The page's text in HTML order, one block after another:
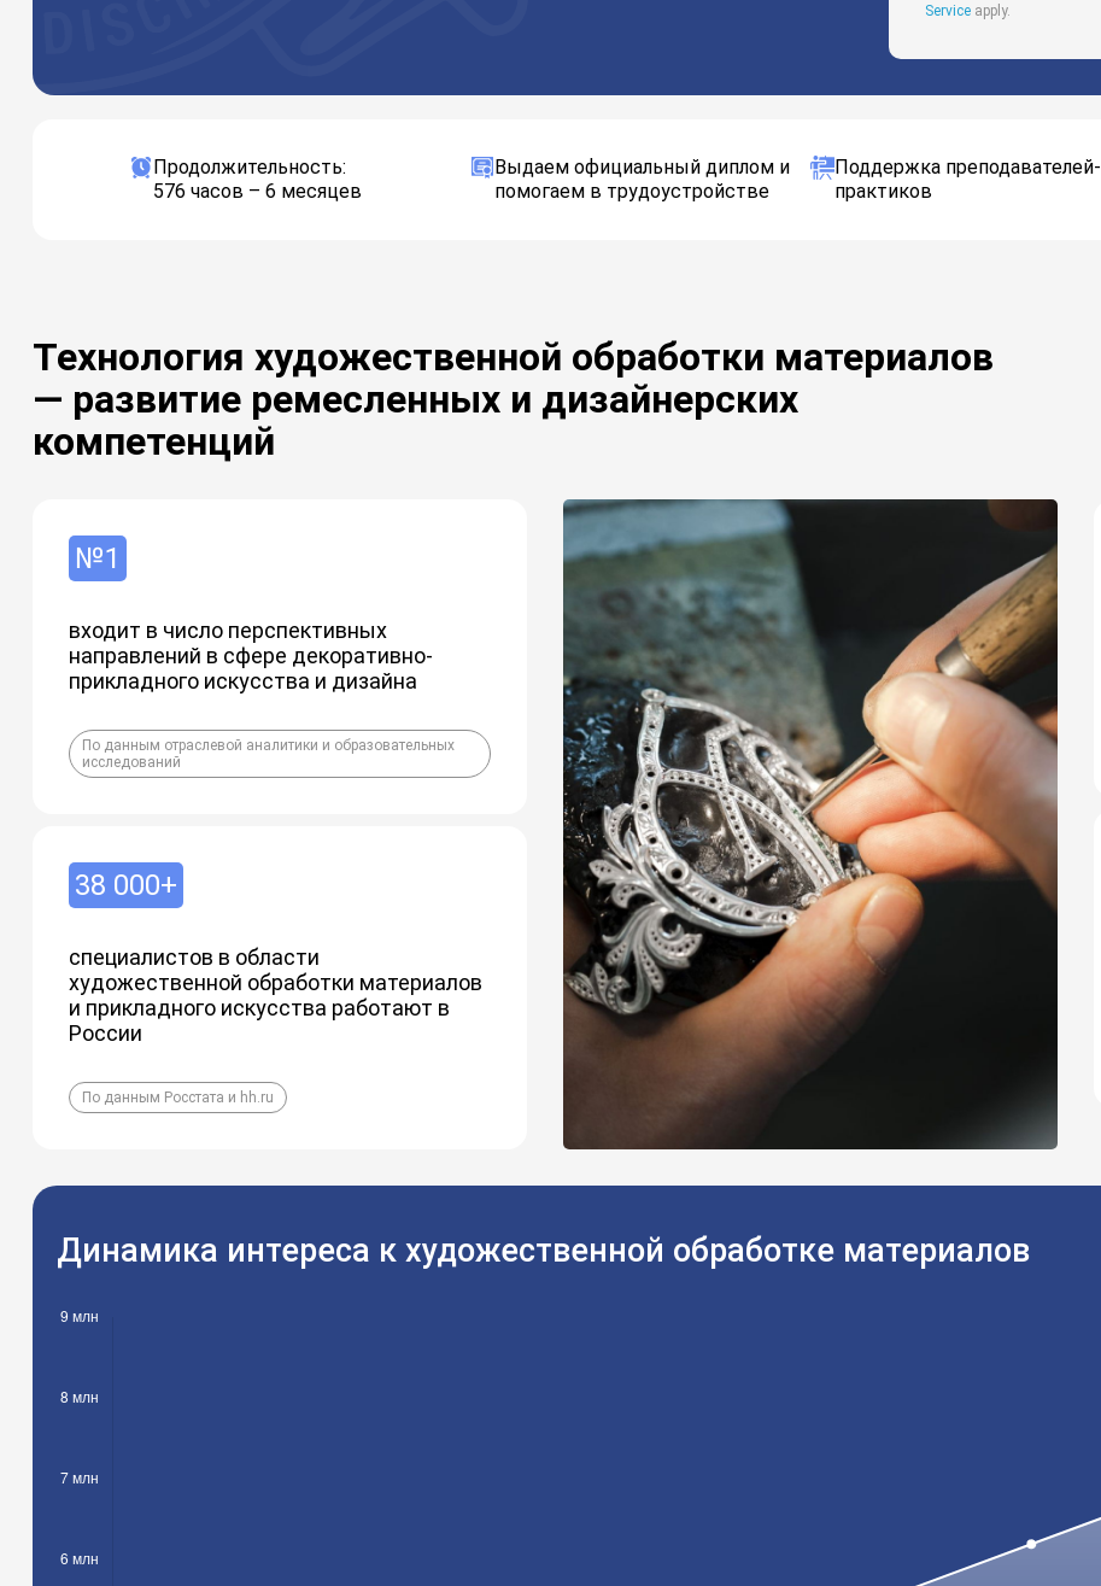
Service apply.
Продолжительность:
576 часов – 6 месяцев
Выдаем официальный диплом и
помогаем в трудоустройстве
Поддержка преподавателей-
практиков
Технология художественной обработки материалов
— развитие ремесленных и дизайнерских
компетенций
№1
входит в число перспективных
направлений в сфере декоративно-
прикладного искусства и дизайна
По данным отраслевой аналитики и образовательных
исследований
38 000+
специалистов в области
художественной обработки материалов
и прикладного искусства работают в
России
По данным Росстата и hh.ru
Динамика интереса к художественной обработке материалов